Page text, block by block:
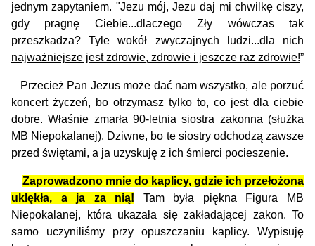
jednym zapytaniem. "Jezu mój, Jezu daj mi chwilkę ciszy,
gdy pragnę Ciebie...dlaczego Zły wówczas tak
przeszkadza? Tyle wokół zwyczajnych ludzi...dla nich
najważniejsze jest zdrowie, zdrowie i jeszcze raz zdrowie!”
Przecież Pan Jezus może dać nam wszystko, ale porzuć
koncert życzeń, bo otrzymasz tylko to, co jest dla ciebie
dobre. Właśnie zmarła 90-letnia siostra zakonna (służka
MB Niepokalanej). Dziwne, bo te siostry odchodzą zawsze
przed świętami, a ja uzyskuję z ich śmierci pocieszenie.
Zaprowadzono mnie do kaplicy, gdzie ich przełożona
uklękła, a ja za nią! Tam była piękna Figura MB
Niepokalanej, która ukazała się zakładającej zakon. To
samo uczyniliśmy przy opuszczaniu kaplicy. Wypisuję